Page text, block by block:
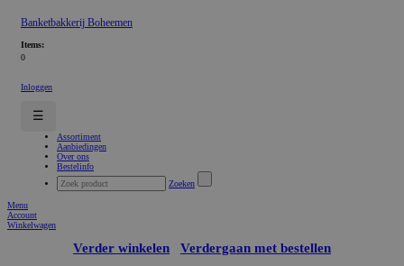
Banketbakkerij Boheemen
Items:
0
Inloggen
☰
Assortiment
Aanbiedingen
Over ons
Bestelinfo
Zoeken
Menu
Account
Winkelwagen
Verder winkelen Verdergaan met bestellen